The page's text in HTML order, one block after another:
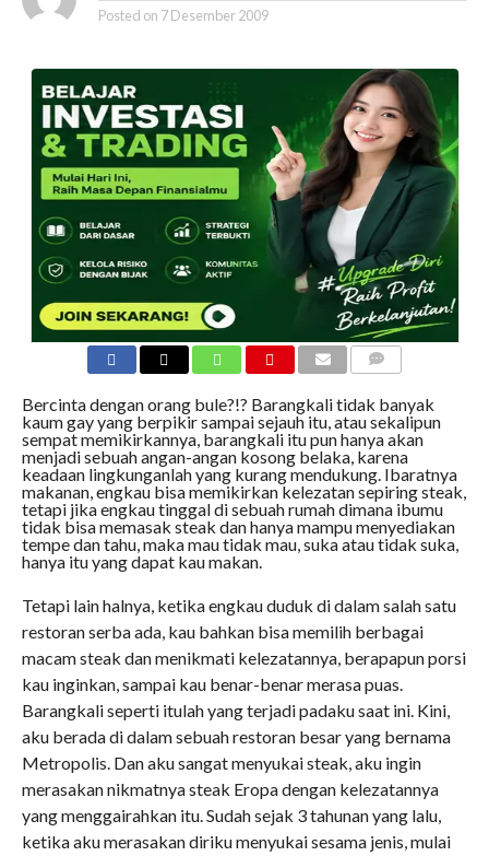
Posted on 7 Desember 2009
Bercinta dengan orang bule?!? Barangkali tidak banyak
kaum gay yang berpikir sampai sejauh itu, atau sekalipun
sempat memikirkannya, barangkali itu pun hanya akan
menjadi sebuah angan-angan kosong belaka, karena
keadaan lingkunganlah yang kurang mendukung. Ibaratnya
makanan, engkau bisa memikirkan kelezatan sepiring steak,
tetapi jika engkau tinggal di sebuah rumah dimana ibumu
tidak bisa memasak steak dan hanya mampu menyediakan
tempe dan tahu, maka mau tidak mau, suka atau tidak suka,
hanya itu yang dapat kau makan.
Tetapi lain halnya, ketika engkau duduk di dalam salah satu
restoran serba ada, kau bahkan bisa memilih berbagai
macam steak dan menikmati kelezatannya, berapapun porsi
kau inginkan, sampai kau benar-benar merasa puas.
Barangkali seperti itulah yang terjadi padaku saat ini. Kini,
aku berada di dalam sebuah restoran besar yang bernama
Metropolis. Dan aku sangat menyukai steak, aku ingin
merasakan nikmatnya steak Eropa dengan kelezatannya
yang menggairahkan itu. Sudah sejak 3 tahunan yang lalu,
ketika aku merasakan diriku menyukai sesama jenis, mulai